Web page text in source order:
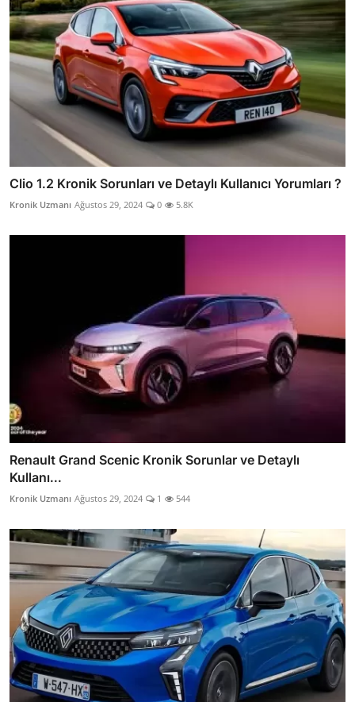
Clio 1.2 Kronik Sorunları ve Detaylı Kullanıcı Yorumları ?
Kronik Uzmanı Ağustos 29, 2024 0 5.8K
Renault Grand Scenic Kronik Sorunlar ve Detaylı
Kullanı...
Kronik Uzmanı Ağustos 29, 2024 1 544